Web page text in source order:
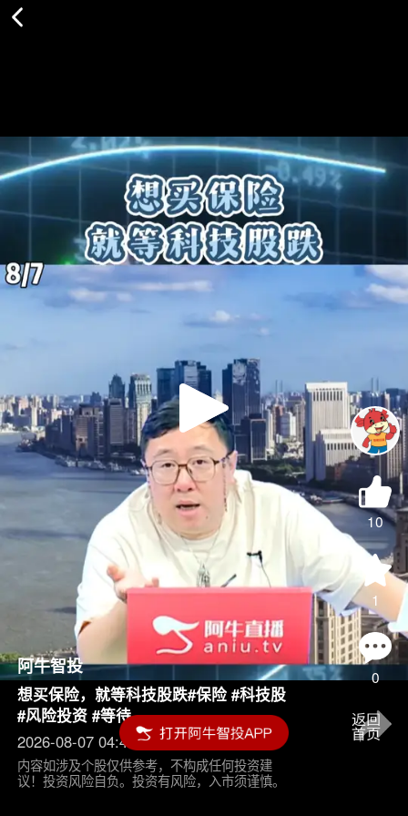
Play
Video
10
1
0
阿牛智投
想买保险，就等科技股跌#保险 #科技股
#风险投资 #等待
2026-08-07 04:45
内容如涉及个股仅供参考，不构成任何投资建
议！投资风险自负。投资有风险，入市须谨慎。